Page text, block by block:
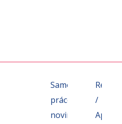
Samostatná
práce: Psaní
novinového
Reflexe
/
Aplikace